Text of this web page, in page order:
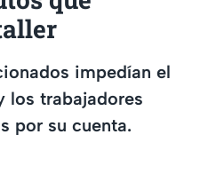
impedían el
los trabajadores
por su cuenta.